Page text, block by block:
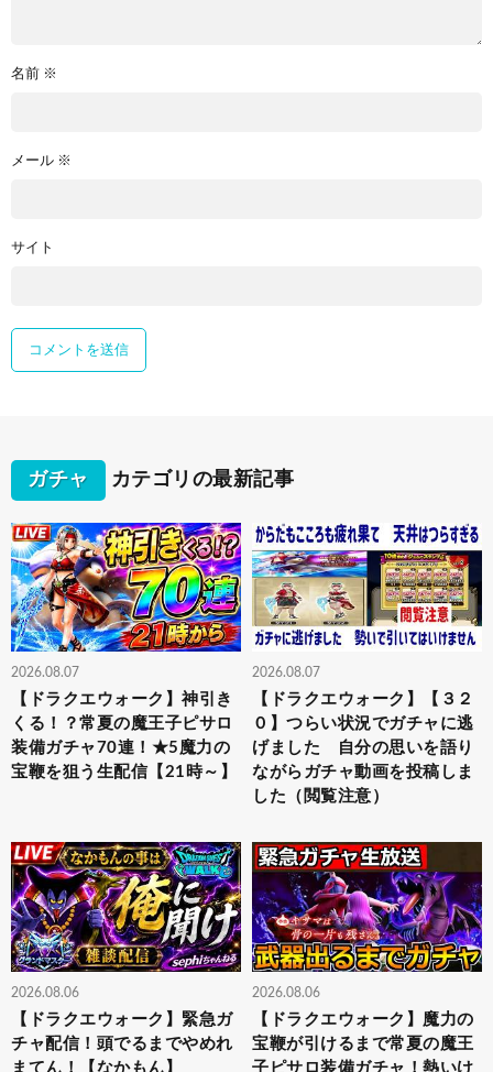
名前 ※
メール ※
サイト
ガチャ カテゴリの最新記事
2026.08.07
【ドラクエウォーク】神引き
くる！？常夏の魔王子ピサロ
装備ガチャ70連！★5魔力の
宝鞭を狙う生配信【21時～】
2026.08.07
【ドラクエウォーク】【３２
０】つらい状況でガチャに逃
げました 自分の思いを語り
ながらガチャ動画を投稿しま
した（閲覧注意）
2026.08.06
【ドラクエウォーク】緊急ガ
チャ配信！頭でるまでやめれ
まてん！【なかもん】
2026.08.06
【ドラクエウォーク】魔力の
宝鞭が引けるまで常夏の魔王
子ピサロ装備ガチャ！熱いけ